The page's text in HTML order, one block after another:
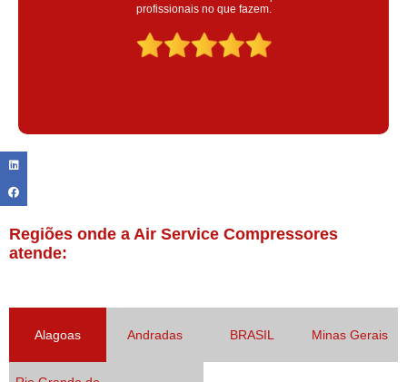
colaoradores educado e transparente, destaque para o colaborador
Claudinei excelente profissional!
Regiões onde a Air Service Compressores
atende:
Alagoas Andradas BRASIL Minas Gerais